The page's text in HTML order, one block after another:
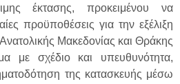
έκτασης, προκειμένου να
προϋποθέσεις για την εξέλιξη
Μακεδονίας και Θράκης
με σχέδιο και υπευθυνότητα,
της κατασκευής μέσω